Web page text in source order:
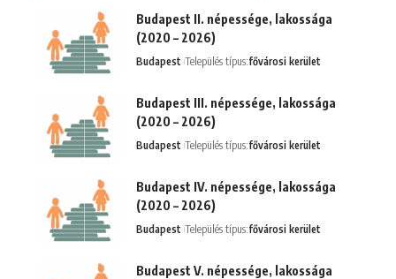
Budapest II. népessége, lakossága
(2020 – 2026)
Budapest Település típus:fővárosi kerület
Budapest III. népessége, lakossága
(2020 – 2026)
Budapest Település típus:fővárosi kerület
Budapest IV. népessége, lakossága
(2020 – 2026)
Budapest Település típus:fővárosi kerület
Budapest V. népessége, lakossága